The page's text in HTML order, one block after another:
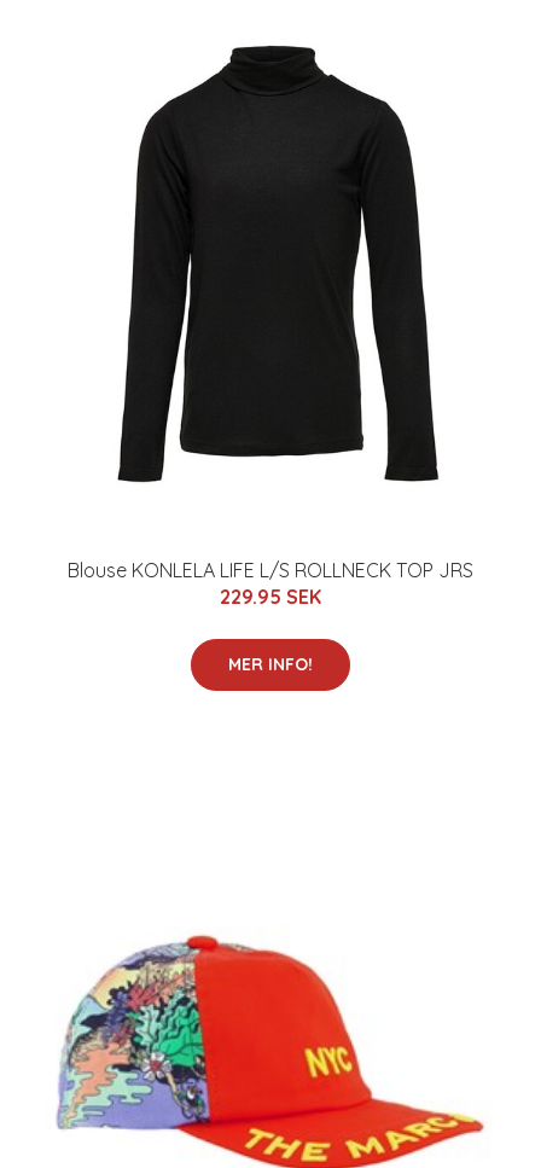
Blouse KONLELA LIFE L/S ROLLNECK TOP JRS
229.95 SEK
MER INFO!